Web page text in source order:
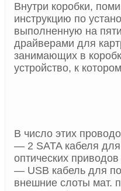
Внутри коробки,
инструкцию по
выполненную на
драйверами для
занимающих в
устройство, к
В число этих
— 2 SATA кабеля
оптических приводов
— USB кабель для
внешние слоты мат.